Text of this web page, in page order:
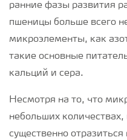
ранние фазы развития
пшеницы больше всего
микроэлементы, как
такие основные
кальций и сера.
Несмотря на то, что
небольших
существенно